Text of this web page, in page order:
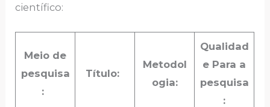
científico:
Meio de
pesquisa
:
Título:
Metodol
ogia:
Qualidad
e Para a
pesquisa
: